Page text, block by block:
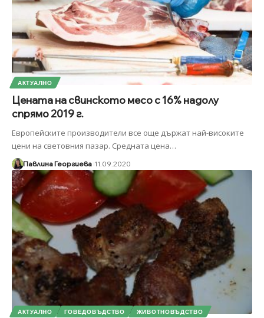
АКТУАЛНО
Цената на свинското месо с 16% надолу
спрямо 2019 г.
Европейските производители все още държат най-високите
цени на световния пазар. Средната цена…
Павлина Георгиева 11.09.2020
АКТУАЛНО ГОВЕДОВЪДСТВО ЖИВОТНОВЪДСТВО